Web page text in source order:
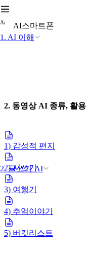
Ai
AI스마트폰
1. AI 이해
2. 글쓰기 AI
2. 동영상 AI 종류, 활용
1) 감성적 편지
2) 시쓰기
3) 여행기
4) 추억이야기
5) 버킷리스트